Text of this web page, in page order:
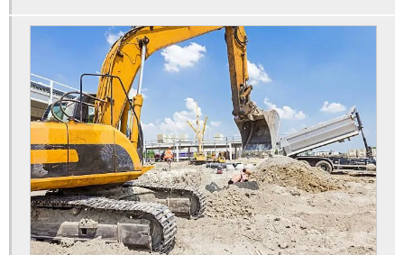
Empresa de enleiramento de material lenhoso
Empresa de estudos ambientais
Empresa de supressão mecânica
Empresa de terraplenagem
Empresa que aluga escavadeira hidráulica
Empresa que aluga máquinas grandes para obra no ceará